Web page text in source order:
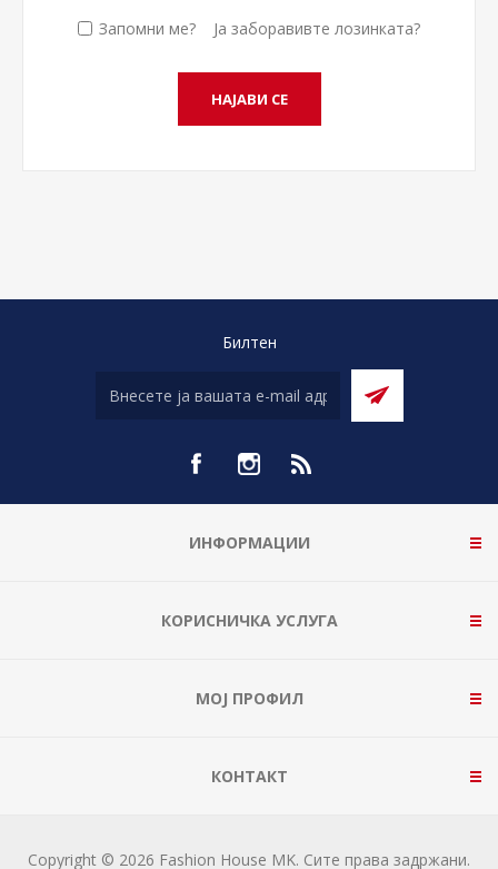
Запомни ме? Ја заборавивте лозинката?
Билтен
ИНФОРМАЦИИ
КОРИСНИЧКА УСЛУГА
МОЈ ПРОФИЛ
КОНТАКТ
Copyright © 2026 Fashion House MK. Сите права задржани.